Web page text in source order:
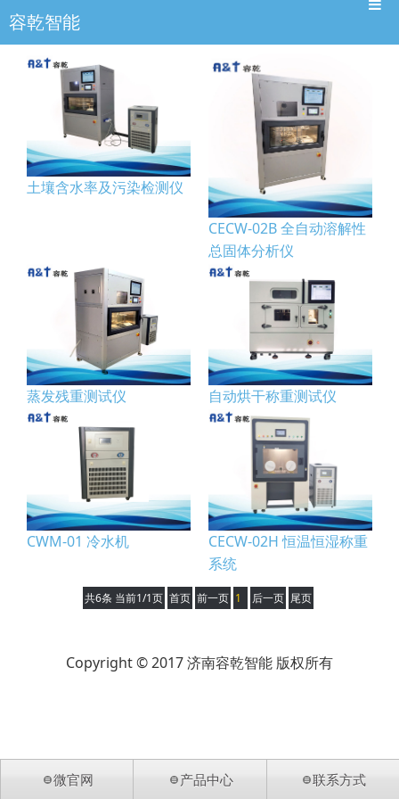
容乾智能
土壤含水率及污染检测仪
CECW-02B 全自动溶解性
总固体分析仪
蒸发残重测试仪 自动烘干称重测试仪
CWM-01 冷水机
CECW-02H 恒温恒湿称重
系统
共6条 当前1/1页 首页 前一页 1 后一页 尾页
Copyright © 2017 济南容乾智能 版权所有
微官网 产品中心 联系方式